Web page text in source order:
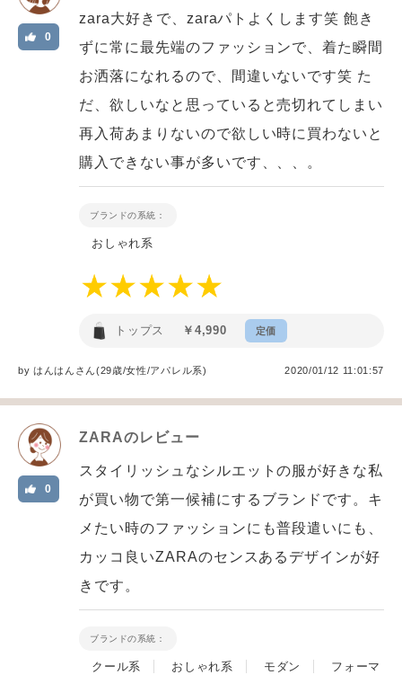
0
zara大好きで、zaraパトよくします笑 飽き
ずに常に最先端のファッションで、着た瞬間
お洒落になれるので、間違いないです笑 た
だ、欲しいなと思っていると売切れてしまい
再入荷あまりないので欲しい時に買わないと
購入できない事が多いです、、、。
ブランドの系統：
おしゃれ系
トップス ￥4,990 定価
byはんはん さん(29歳/女性/アパレル系) 2020/01/12 11:01:57
ZARAのレビュー
0
スタイリッシュなシルエットの服が好きな私
が買い物で第一候補にするブランドです。キ
メたい時のファッションにも普段遣いにも、
カッコ良いZARAのセンスあるデザインが好
きです。
ブランドの系統：
クール系 おしゃれ系 モダン フォーマ